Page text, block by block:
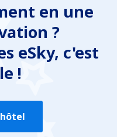
en une
?
eSky, c'est
!